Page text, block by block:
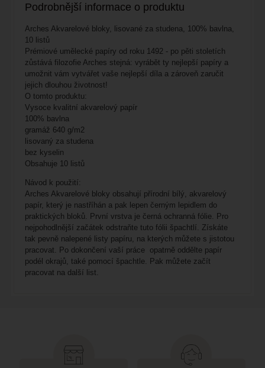
Podrobnější informace o produktu
Arches Akvarelové bloky, lisované za studena, 100% bavlna,
10 listů
Prémiové umělecké papíry od roku 1492 - po pěti stoletích
zůstává filozofie Arches stejná: vyrábět ty nejlepší papíry a
umožnit vám vytvářet vaše nejlepší díla a zároveň zaručit
jejich dlouhou životnost!
O tomto produktu:
Vysoce kvalitní akvarelový papír
100% bavlna
gramáž 640 g/m2
lisovaný za studena
bez kyselin
Obsahuje 10 listů
Návod k použití:
Arches Akvarelové bloky obsahují přírodní bílý, akvarelový
papír, který je nastříhán a pak lepen černým lepidlem do
praktických bloků. První vrstva je černá ochranná fólie. Pro
nejpohodlnější začátek odstraňte tuto fólii špachtlí. Získáte
tak pevně nalepené listy papíru, na kterých můžete s jistotou
pracovat. Po dokončení vaší práce opatrně oddělte papír
podél okrajů, také pomocí špachtle. Pak můžete začít
pracovat na další list.